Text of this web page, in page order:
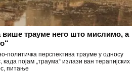
трауме него што мислимо, а
политичка перспектива трауме у односу
појам „траума“ излази ван терапијских
питање